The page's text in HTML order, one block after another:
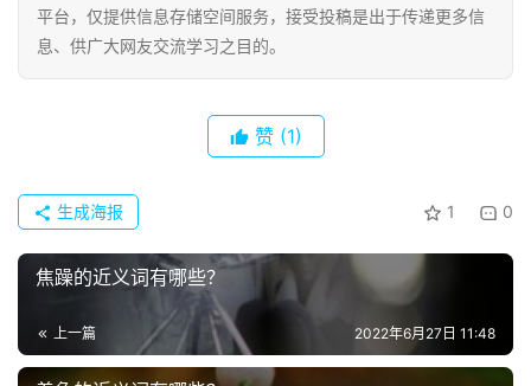
首
好
平台，仅提供信息存储空间服务，接受投稿是出于传递更多信
息、供广大网友交流学习之目的。
赞 (1)
1 0
生成海报
焦躁的近义词有哪些？
上一篇 2022年6月27日 11:48